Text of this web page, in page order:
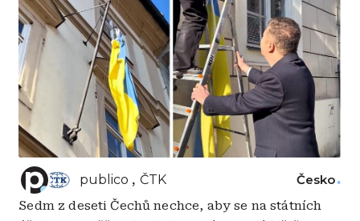
publico ČTK Česko
Sedm z deseti Čechů nechce, aby se na státních